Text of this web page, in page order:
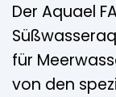
Der Aquael
für
von den